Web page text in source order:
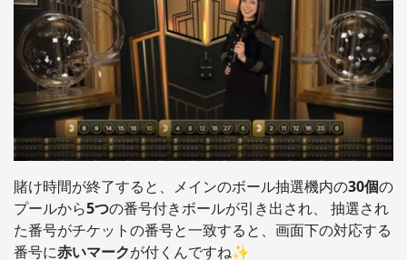
賭け時間が終了すると、メインのボール抽選機内の30個の
プールから5つの番号付きボールが引き出され、 抽選され
た番号がチケットの番号と一致すると、画面下の対応する
番号に赤いマークが付くんですね✨